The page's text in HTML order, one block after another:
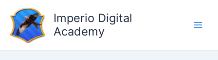
content
Imperio Digital
Academy